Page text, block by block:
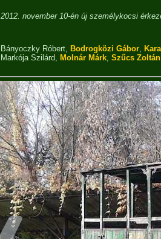
2012. november 10-én új személykocsi
Bányoczky Róbert, Bodrogközi Gábor,
Markója Szilárd, Molnár Márk, Szűcs